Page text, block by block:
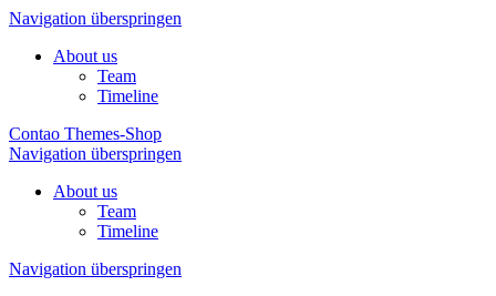
Navigation überspringen
About us
Team
Timeline
Contao Themes-Shop
Navigation überspringen
About us
Team
Timeline
Navigation überspringen